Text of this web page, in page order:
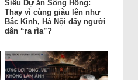
Siêu Dự án Sông Hồng:
Thay vì cùng giàu lên như
Bắc Kinh, Hà Nội đẩy người
dân “ra rìa”?